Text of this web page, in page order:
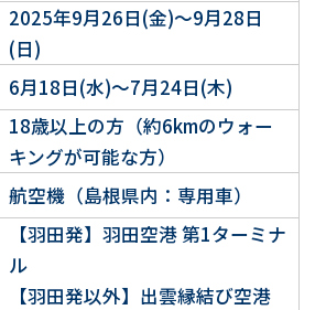
2025年9月26日(金)～9月28日
(日)
6月18日(水)～7月24日(木)
18歳以上の方（約6kmのウォー
キングが可能な方）
航空機（島根県内：専用車）
【羽田発】羽田空港 第1ターミナ
ル
【羽田発以外】出雲縁結び空港